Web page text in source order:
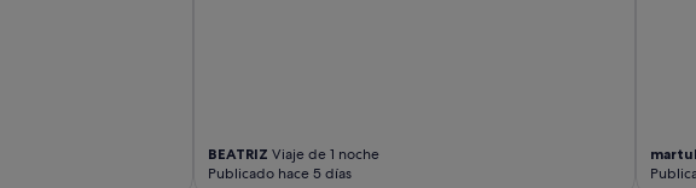
BEATRIZ Viaje de 1 noche
Publicado hace 5 días